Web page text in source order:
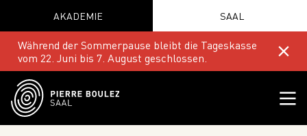
AKADEMIE SAAL
Während der Sommerpause bleibt die Tageskasse
vom 22. Juni bis 7. August geschlossen.